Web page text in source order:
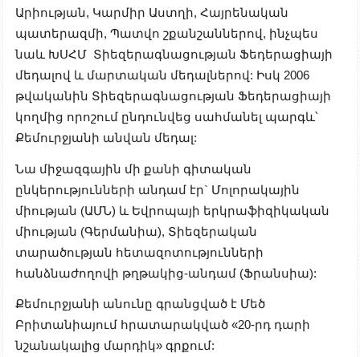
Արիության, Կարմիր Աստղի, Հայրենական
պատերազմի, Պատվո շքանշաններով, ինչպես
նաև ԽՍՀՄ Տիեզերագնացության Ֆեդերացիայի
մեդալով և մարտական մեդալներով: Իսկ 2006
թվականին Տիեզերագնացության Ֆեդերացիայի
կողմից որոշում ընդունվեց սահմանել պարգև՝
Քեմուրջյանի անվան մեդալ:
Նա միջազգային մի քանի գիտական
ընկերությունների անդամ էր` Մոլորակային
միության (ԱՄՆ) և Եվրոպայի երկրաֆիզիկական
միության (Գերմանիա), Տիեզերական
տարածության հետազոտությունների
հանձնաժողովի թղթակից-անդամ (Ֆրանսիա):
Քեմուրջյանի անունը գրանցված է Մեծ
Բրիտանիայում հրատարակված «20-րդ դարի
նշանակալից մարդիկ» գրքում: